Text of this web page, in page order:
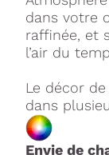
dans votre
raffinée, et
l’air du
Le décor
dans
Envie de